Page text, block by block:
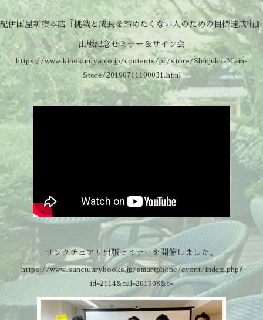
紀伊国屋新宿本店『挑戦と成長を諦めたくない人のための目標達成術』
出版記念セミナー＆サイン会
https://www.kinokuniya.co.jp/contents/pc/store/Shinjuku-Main-
Store/20190711100031.html
サンクチュアリ出版セミナーを開催しました。
https://www.sanctuarybooks.jp/smartphone/event/index.php?
id=2114&cal=201908&c=